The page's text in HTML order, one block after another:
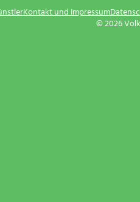
© 2026
Kontakt und Impressum